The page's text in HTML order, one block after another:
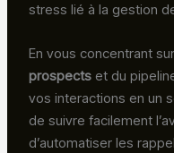
stress lié à la gestion
En vous concentrant
prospects et du
vos interactions en un
de suivre facilement
d’automatiser les